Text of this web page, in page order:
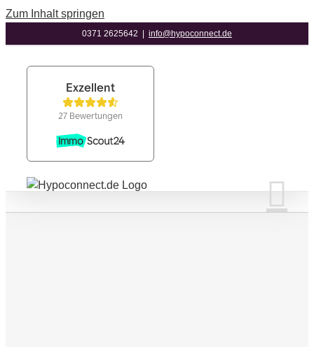
Zum Inhalt springen
0371 2625642 info@hypoconnect.de